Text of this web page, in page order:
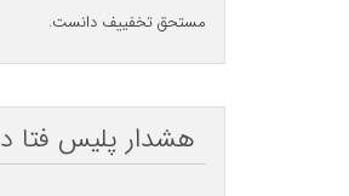
مستحق تخفییف دانست.
هشدار پلیس فتا